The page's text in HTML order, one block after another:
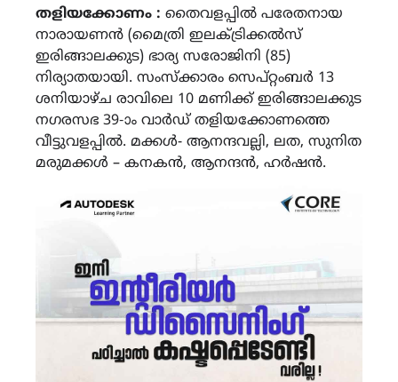
തളിയക്കോണം : തൈവളപ്പിൽ പരേതനായ
നാരായണൻ ‌(മൈത്രി ഇലക്ട്രിക്കൽസ്
ഇരിങ്ങാലക്കുട) ഭാര്യ സരോജിനി (85)
നിര്യാതയായി. സംസ്ക്കാരം സെപ്റ്റംബർ 13
ശനിയാഴ്ച രാവിലെ 10 മണിക്ക് ഇരിങ്ങാലക്കുട
നഗരസഭ 39-ാം വാർഡ് തളിയക്കോണത്തെ
വീട്ടുവളപ്പിൽ. മക്കൾ- ആനന്ദവല്ലി, ലത, സുനിത
മരുമക്കൾ – കനകൻ, ആനന്ദൻ, ഹർഷൻ.